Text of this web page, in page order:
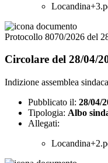
Protocollo 8070/2026 del
Circolare del 28/04/
Indizione assemblea
Pubblicato il: 28/04/
Tipologia: Albo
Allegati: